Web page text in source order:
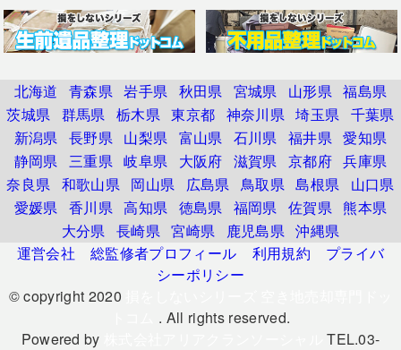
北海道 青森県 岩手県 秋田県 宮城県 山形県 福島県
茨城県 群馬県 栃木県 東京都 神奈川県 埼玉県 千葉県
新潟県 長野県 山梨県 富山県 石川県 福井県 愛知県
静岡県 三重県 岐阜県 大阪府 滋賀県 京都府 兵庫県
奈良県 和歌山県 岡山県 広島県 鳥取県 島根県
山口県
愛媛県 香川県 高知県 徳島県 福岡県 佐賀県 熊本県
大分県 長崎県 宮崎県 鹿児島県 沖縄県
運営会社
総監修者プロフィール 利用規約
プライバ
シーポリシー
© copyright 2020
. All rights reserved.
Powered by
TEL.03-